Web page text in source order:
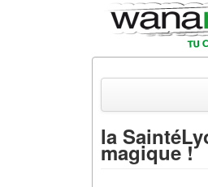
Actualités
la
magique !